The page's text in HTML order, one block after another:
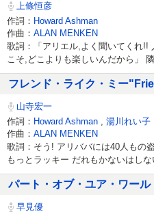
上條恒彦
作詞： Howard Ashman
作曲： ALAN MENKEN
歌詞：「アリエル,よく聞いてくれ!!
こそ,どこよりも楽しいんだから」
フレンド・ライク・ミー
山寺宏一
作詞： Howard Ashman
湯川れい子
作曲： ALAN MENKEN
歌詞：そう! アリババには40人もの
もっとラッキー だれもかないはしな
パート・オブ・ユア・ワール
早見優